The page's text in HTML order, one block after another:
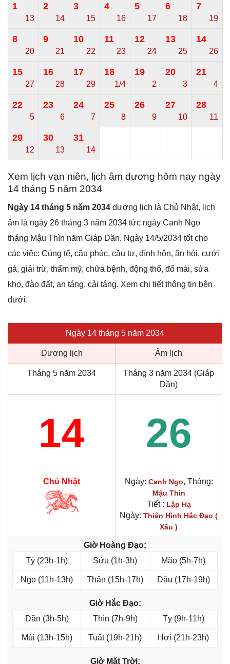
1
13
2
14
3
15
4
16
5
17
6
18
7
19
8
20
9
21
10
22
11
23
12
24
13
25
14
26
15
27
16
28
17
29
18
1/4
19
2
20
3
21
4
22
5
23
6
24
7
25
8
26
9
27
10
28
11
29
12
30
13
31
14
Xem lịch vạn niên, lịch âm dương hôm nay ngày
14 tháng 5 năm 2034
Ngày 14 tháng 5 năm 2034 dương lịch là Chủ Nhật, lịch
âm là ngày 26 tháng 3 năm 2034 tức ngày Canh Ngọ
tháng Mậu Thìn năm Giáp Dần. Ngày 14/5/2034 tốt cho
các việc: Cúng tế, cầu phúc, cầu tự, đính hôn, ăn hỏi, cưới
gả, giải trừ, thẩm mỹ, chữa bệnh, động thổ, đổ mái, sửa
kho, đào đất, an táng, cải táng. Xem chi tiết thông tin bên
dưới.
Ngày 14 tháng 5 năm 2034
Dương lịch Âm lịch
Tháng 5 năm 2034
Tháng 3 năm 2034 (Giáp
Dần)
14 26
Chủ Nhật Ngày: Canh Ngọ, Tháng:
Mậu Thìn
Tiết : Lập Hạ
Ngày: Thiên Hình Hắc Đạo (
Xấu )
Giờ Hoàng Đạo:
Tý (23h-1h)
Sửu (1h-3h) Mão (5h-7h)
Ngọ (11h-13h) Thân (15h-17h) Dậu (17h-19h)
Giờ Hắc Đạo:
Dần (3h-5h)
Thìn (7h-9h) Tỵ (9h-11h)
Mùi (13h-15h) Tuất (19h-21h) Hợi (21h-23h)
Giờ Mặt Trời: